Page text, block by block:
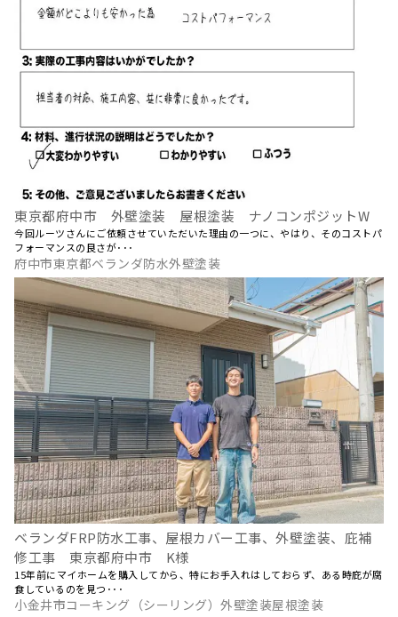
東京都府中市 外壁塗装 屋根塗装 ナノコンポジットW
今回ルーツさんにご依頼させていただいた理由の一つに、やはり、そのコストパ
フォーマンスの良さが･･･
府中市東京都ベランダ防水外壁塗装
ベランダFRP防水工事、屋根カバー工事、外壁塗装、庇補
修工事 東京都府中市 K様
15年前にマイホームを購入してから、特にお手入れはしておらず、ある時庇が腐
食しているのを見つ･･･
小金井市コーキング（シーリング）外壁塗装屋根塗装